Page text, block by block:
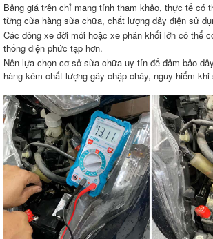
Bảng giá trên chỉ mang tính tham khảo, thực tế có
từng cửa hàng sửa chữa, chất lượng dây điện sử
Các dòng xe đời mới hoặc xe phân khối lớn có thể
thống điện phức tạp hơn.
Nên lựa chọn cơ sở sửa chữa uy tín để đảm bảo
hàng kém chất lượng gây chập cháy, nguy hiểm khi